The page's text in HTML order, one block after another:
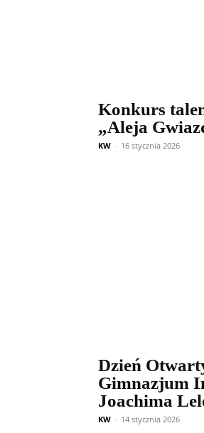
Konkurs
„Aleja
KW - 16 stycznia 2026
Dzień
Gimnazjum
Joachima
KW - 14 stycznia 2026